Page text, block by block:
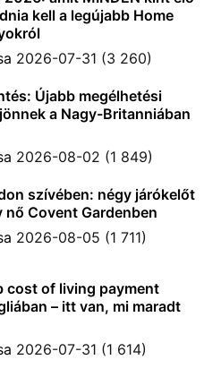
kell a legújabb Home
2026-07-31 (3 260)
Újabb megélhetési
a Nagy-Britanniában
2026-08-02 (1 849)
szívében: négy járókelőt
nő Covent Gardenben
2026-08-05 (1 711)
cost of living payment
– itt van, mi maradt
2026-07-31 (1 614)